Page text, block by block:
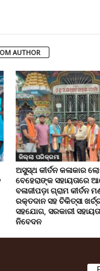
AUTHOR
ଜିଲ୍ଲା ପରିକ୍ରମା
ଅସୁସ୍ଥ କୀର୍ତନ କଳାକାର
ବେହେରାଙ୍କ ସହାୟତାରେ
ବଳାଜୀପଡ଼ା ଗ୍ରାମ କୀର୍ତନ
ରକ୍ତଦାନ ସହ ଚିକିତ୍ସା
ସହଯୋଗ, ସରକାରୀ
ନିବେଦନ